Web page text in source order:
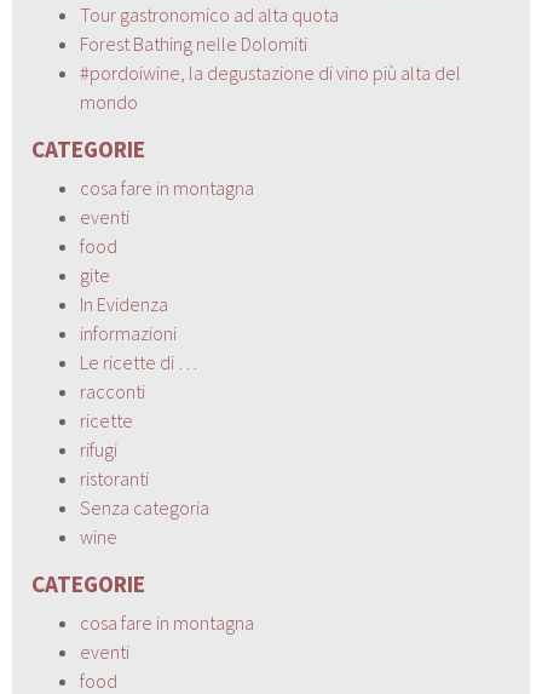
Tour gastronomico ad alta quota
Forest Bathing nelle Dolomiti
#pordoiwine, la degustazione di vino più alta del
mondo
CATEGORIE
cosa fare in montagna
eventi
food
gite
In Evidenza
informazioni
Le ricette di …
racconti
ricette
rifugi
ristoranti
Senza categoria
wine
CATEGORIE
cosa fare in montagna
eventi
food